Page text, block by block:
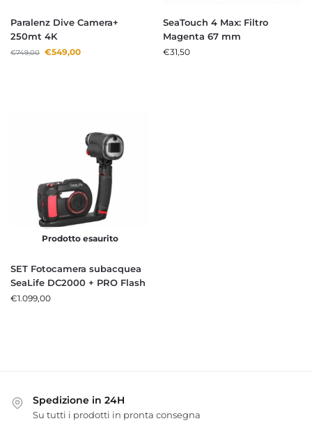
Paralenz Dive Camera+
250mt 4K
€749,00 €549,00
SeaTouch 4 Max: Filtro
Magenta 67 mm
€31,50
Prodotto esaurito
SET Fotocamera subacquea
SeaLife DC2000 + PRO Flash
€1.099,00
Spedizione in 24H
Su tutti i prodotti in pronta consegna